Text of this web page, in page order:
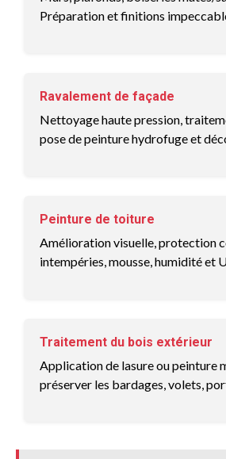
Préparation et finitions
Ravalement de façade
Nettoyage haute pression,
pose de peinture hydrofuge et
Peinture de toiture
Amélioration visuelle, protection
intempéries, mousse, humidité et
Traitement du bois extérieur
Application de lasure ou peinture
préserver les bardages, volets,